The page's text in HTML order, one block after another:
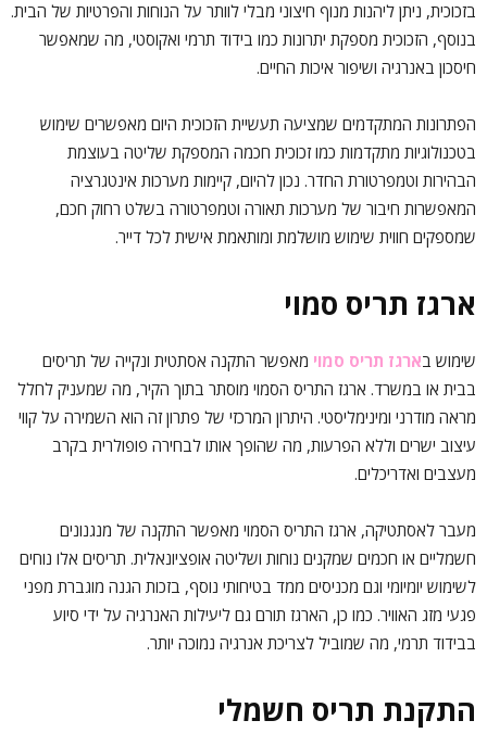
בזכוכית, ניתן ליהנות מנוף חיצוני מבלי לוותר על הנוחות והפרטיות של הבית.
בנוסף, הזכוכית מספקת יתרונות כמו בידוד תרמי ואקוסטי, מה שמאפשר
חיסכון באנרגיה ושיפור איכות החיים.
הפתרונות המתקדמים שמציעה תעשיית הזכוכית היום מאפשרים שימוש
בטכנולוגיות מתקדמות כמו זכוכית חכמה המספקת שליטה בעוצמת
הבהירות וטמפרטורת החדר. נכון להיום, קיימות מערכות אינטגרציה
המאפשרות חיבור של מערכות תאורה וטמפרטורה בשלט רחוק חכם,
שמספקים חווית שימוש מושלמת ומותאמת אישית לכל דייר.
ארגז תריס סמוי
שימוש בארגז תריס סמוי מאפשר התקנה אסתטית ונקייה של תריסים
בבית או במשרד. ארגז התריס הסמוי מוסתר בתוך הקיר, מה שמעניק לחלל
מראה מודרני ומינימליסטי. היתרון המרכזי של פתרון זה הוא השמירה על קווי
עיצוב ישרים וללא הפרעות, מה שהופך אותו לבחירה פופולרית בקרב
מעצבים ואדריכלים.
מעבר לאסתטיקה, ארגז התריס הסמוי מאפשר התקנה של מנגנונים
חשמליים או חכמים שמקנים נוחות ושליטה אופציונאלית. תריסים אלו נוחים
לשימוש יומיומי וגם מכניסים ממד בטיחותי נוסף, בזכות הגנה מוגברת מפני
פגעי מזג האוויר. כמו כן, הארגז תורם גם ליעילות האנרגיה על ידי סיוע
בבידוד תרמי, מה שמוביל לצריכת אנרגיה נמוכה יותר.
התקנת תריס חשמלי